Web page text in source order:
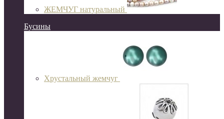
ЖЕМЧУГ натуральный
Бусины
Хрустальный жемчуг